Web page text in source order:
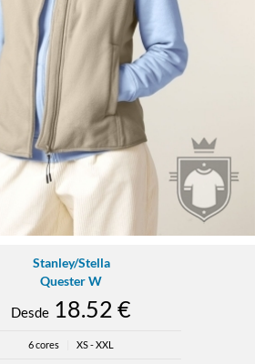
Stanley/Stella
Quester W
Desde 18.52 €
6 cores XS - XXL